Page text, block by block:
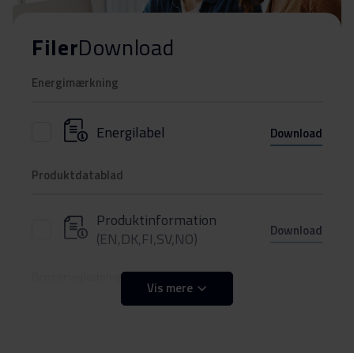
FilerDownload
Energimærkning
Energilabel Download
Produktdatablad
Produktinformation
(EN,DK,FI,SV,NO)
Download
Brugervejledning
Vis mere